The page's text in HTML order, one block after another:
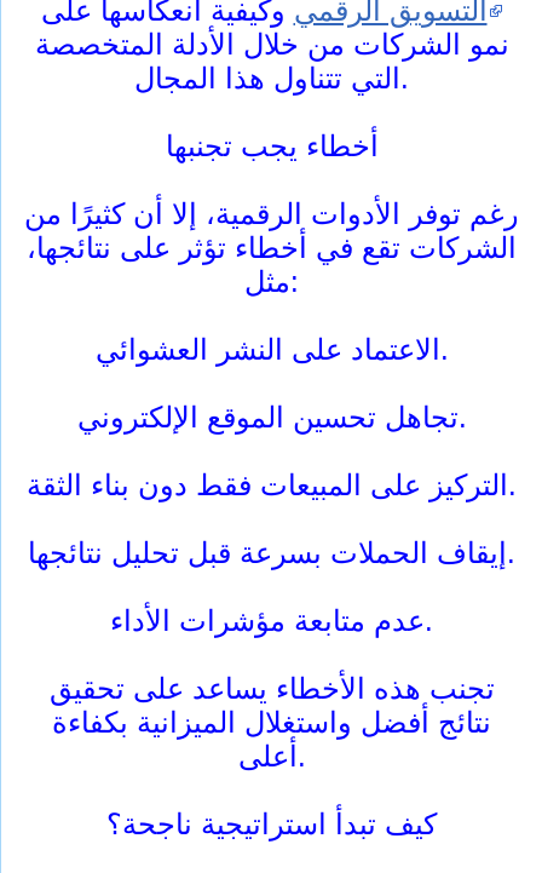
التسويق الرقمي وكيفية انعكاسها على
نمو الشركات من خلال الأدلة المتخصصة
التي تتناول هذا المجال.
أخطاء يجب تجنبها
رغم توفر الأدوات الرقمية، إلا أن كثيرًا من
الشركات تقع في أخطاء تؤثر على نتائجها،
مثل:
الاعتماد على النشر العشوائي.
تجاهل تحسين الموقع الإلكتروني.
التركيز على المبيعات فقط دون بناء الثقة.
إيقاف الحملات بسرعة قبل تحليل نتائجها.
عدم متابعة مؤشرات الأداء.
تجنب هذه الأخطاء يساعد على تحقيق
نتائج أفضل واستغلال الميزانية بكفاءة
أعلى.
كيف تبدأ استراتيجية ناجحة؟